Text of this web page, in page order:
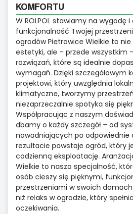
KOMFORTU
W ROLPOL stawiamy na wygodę
funkcjonalność Twojej
ogrodów Pietrowice Wielkie to
estetyki, ale – przede wszystkim
rozwiązań, które są idealnie
wymagań. Dzięki szczegółowym
projektowi, który uwzględnia
klimatyczne, tworzymy
niezaprzeczalnie spotyka się
Współpracując z naszym
dbamy o każdy szczegół – od
nawadniających po odpowiednie
rezultacie powstaje ogród, który
codzienną eksploatację.
Wielkie to nasza specjalność,
osób cieszy się pięknymi,
przestrzeniami w swoich
niż relaks w ogrodzie, który
oczekiwania.